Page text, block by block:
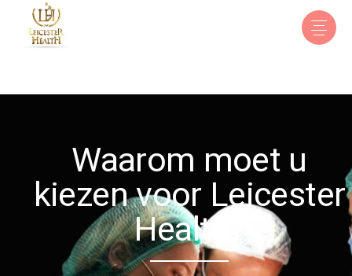
Waarom moet u
kiezen voor Leicester
Health?